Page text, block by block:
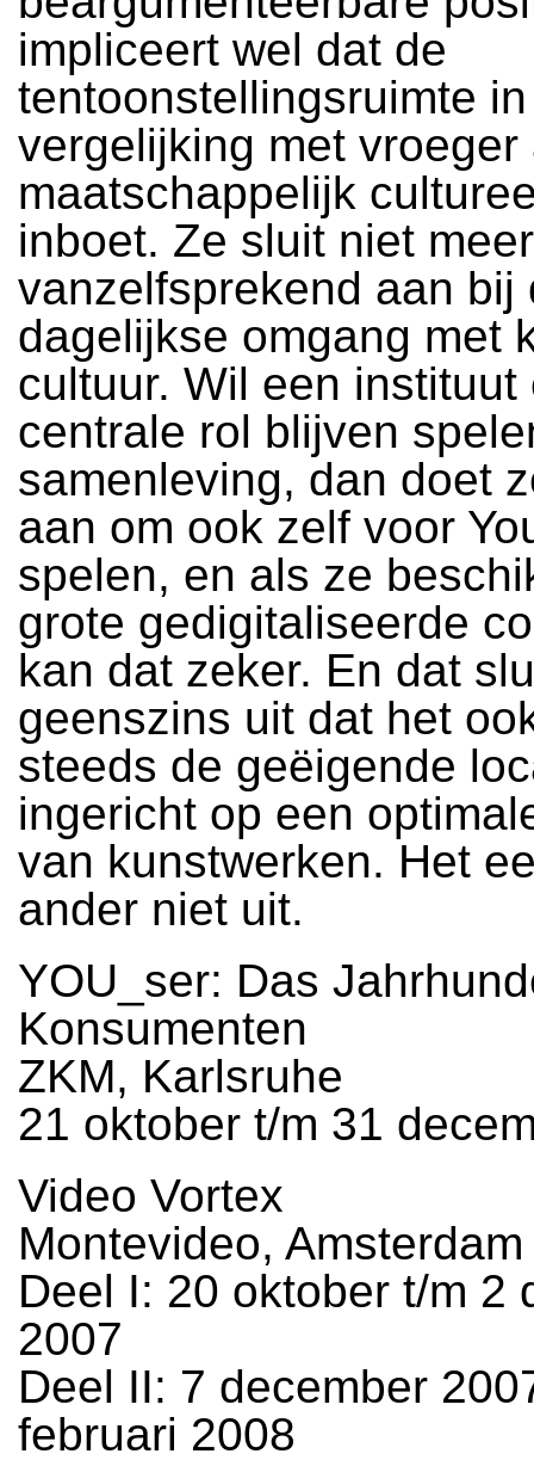
impliceert wel dat de
tentoonstellingsruimte in
vergelijking met vroeger
maatschappelijk
inboet. Ze sluit niet meer
vanzelfsprekend aan bij
dagelijkse omgang met
cultuur. Wil een instituut
centrale rol blijven
samenleving, dan doet
aan om ook zelf voor
spelen, en als ze
grote gedigitaliseerde
kan dat zeker. En dat
geenszins uit dat het
steeds de geëigende
ingericht op een
van kunstwerken. Het
ander niet uit.
YOU_ser: Das
Konsumenten
ZKM, Karlsruhe
21 oktober t/m 31
Video Vortex
Montevideo, Amsterdam
Deel I: 20 oktober t/m 2
2007
Deel II: 7 december
februari 2008